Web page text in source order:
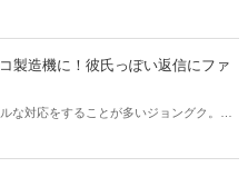
製造機に！彼氏っぽい返信にファ
な対応をすることが多いジョングク。し